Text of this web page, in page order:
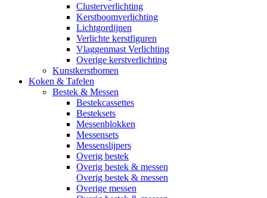
Clusterverlichting
Kerstboomverlichting
Lichtgordijnen
Verlichte kerstfiguren
Vlaggenmast Verlichting
Overige kerstverlichting
Kunstkerstbomen
Koken & Tafelen
Bestek & Messen
Bestekcassettes
Besteksets
Messenblokken
Messensets
Messenslijpers
Overig bestek
Overig bestek & messen
Overig bestek & messen
Overige messen